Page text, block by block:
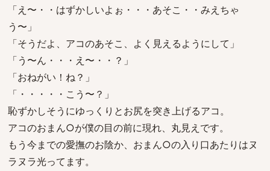
「え〜・・はずかしいよぉ・・・あそこ・・みえちゃ
う〜」
「そうだよ、アコのあそこ、よく見えるようにして」
「う〜ん・・・え〜・・？」
「おねがい！ね？」
「・・・・・こう〜？」
恥ずかしそうにゆっくりとお尻を突き上げるアコ。
アコのおまん○が僕の目の前に現れ、丸見えです。
もう今までの愛撫のお陰か、おまん○の入り口あたりはヌ
ラヌラ光ってます。